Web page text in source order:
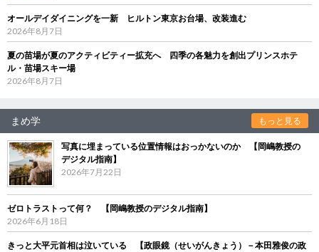
オールデイダイニングを一新 ヒルトン東京お台場、改装進む
2026年8月7日
夏の苗場が夏のアクティビティー拡充へ 四季の各魅力を創出プリンスホテ
ル・苗場スキー場
2026年8月7日
まめ学 もっと見る
写真に埋まっている位置情報はおっかないのか 【岡嶋教授の
デジタル指南】
2026年7月22日
ゼロトラストって何？ 【岡嶋教授のデジタル指南】
2026年6月18日
きっと大平元首相は泣いている 【政眼鏡（せいがんきょう）－本田雅俊の政